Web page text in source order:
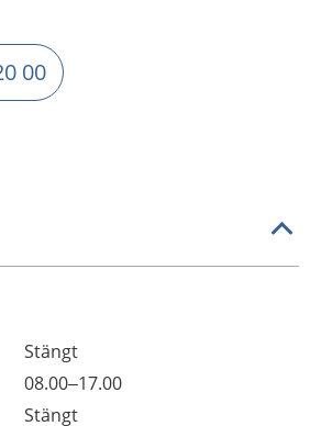
00
Stängt
08.00–17.00
Stängt